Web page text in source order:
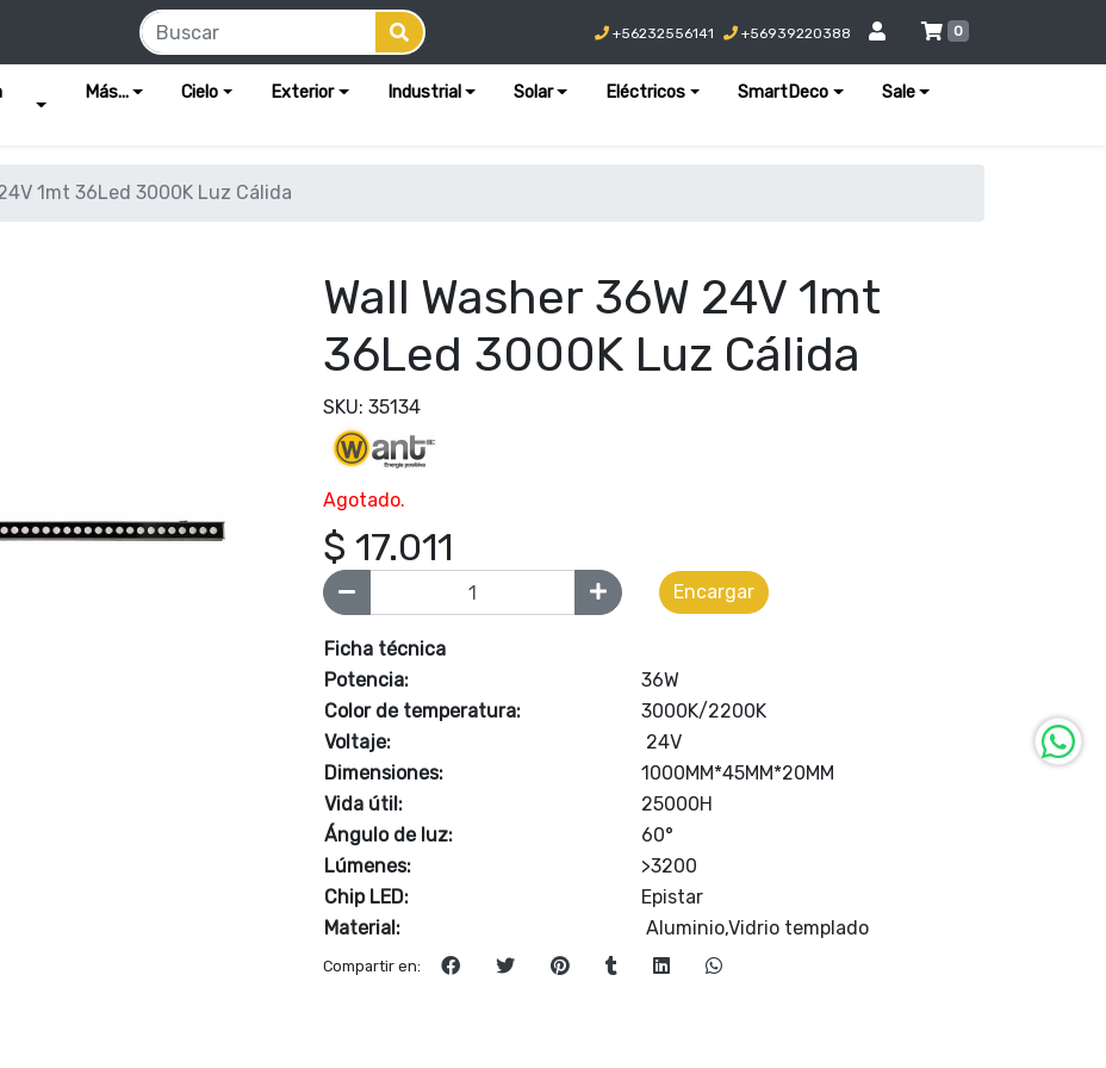
+56232556141 +56939220388 0
Más... Cielo Exterior Industrial Solar Eléctricos SmartDeco Sale
1mt 36Led 3000K Luz Cálida
Wall Washer 36W 24V 1mt
36Led 3000K Luz Cálida
SKU: 35134
Agotado.
$ 17.011
Encargar
Ficha técnica
Potencia:
36W
Color de temperatura:
3000K/2200K
Voltaje:
24V
Dimensiones:
1000MM*45MM*20MM
Vida útil:
25000H
Ángulo de luz:
60°
Lúmenes:
>3200
Chip LED:
Epistar
Material:
Aluminio,Vidrio templado
Compartir en: